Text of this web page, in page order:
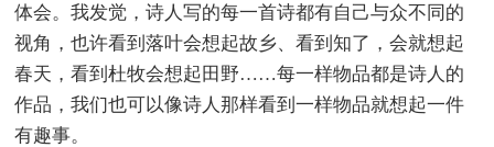
体会。我发觉，诗人写的每一首诗都有自己与众不同的
视角，也许看到落叶会想起故乡、看到知了，会就想起
春天，看到杜牧会想起田野……每一样物品都是诗人的
作品，我们也可以像诗人那样看到一样物品就想起一件
有趣事。